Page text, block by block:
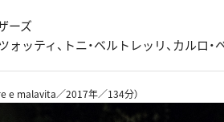
ーズ
ォッティ、トニ・ベルトレッリ、カルロ・
e malavita／2017年／134分）